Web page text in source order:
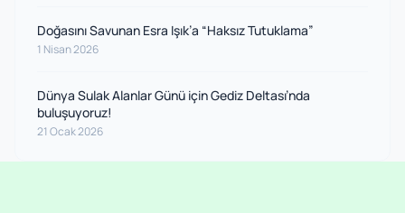
Doğasını Savunan Esra Işık’a “Haksız Tutuklama”
1 Nisan 2026
Dünya Sulak Alanlar Günü için Gediz Deltası’nda
buluşuyoruz!
21 Ocak 2026